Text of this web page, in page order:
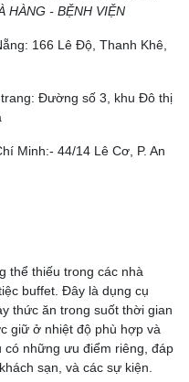
HÀNG - BỆNH VIỆN
166 Lê Độ, Thanh Khê,
Đường số 3, khu Đô thị
Minh:- 44/14 Lê Cơ, P. An
thể thiếu trong các nhà
buffet. Đây là dụng cụ
thức ăn trong suốt thời gian
giữ ở nhiệt độ phù hợp và
có những ưu điểm riêng, đáp
sạn, và các sự kiện.